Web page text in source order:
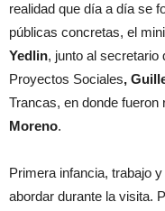
realidad que día a día se
públicas concretas, el
Yedlin, junto al secretario
Proyectos Sociales,
Trancas, en donde fueron
Moreno.
Primera infancia, trabajo
abordar durante la visita.